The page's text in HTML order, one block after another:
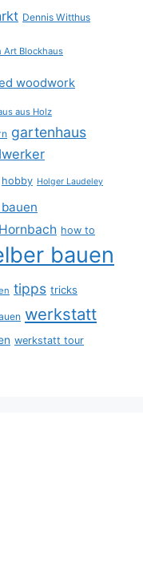
Dennis Witthus
Art Blockhaus
woodwork
aus Holz
gartenhaus
hobby Holger Laudeley
Hornbach how to
bauen
tipps tricks
werkstatt
werkstatt tour